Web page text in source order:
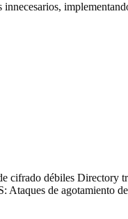
cifrado débiles Directory
: Ataques de agotamiento